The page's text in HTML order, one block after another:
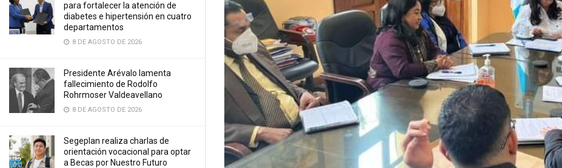
para fortalecer la atención de
diabetes e hipertensión en cuatro
departamentos
8 DE AGOSTO DE 2026
Presidente Arévalo lamenta
fallecimiento de Rodolfo
Rohrmoser Valdeavellano
8 DE AGOSTO DE 2026
Segeplan realiza charlas de
orientación vocacional para optar
a Becas por Nuestro Futuro